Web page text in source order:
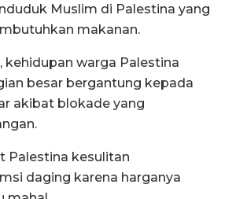
Muslim di Palestina yang
makanan.
kehidupan warga Palestina
besar bergantung kepada
akibat blokade yang
Palestina kesulitan
daging karena harganya